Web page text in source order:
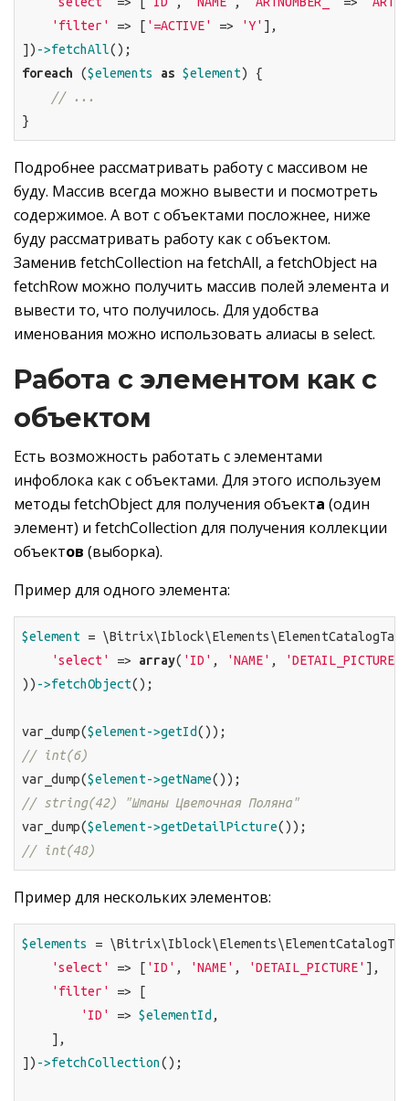
'filter'
=> [ '=ACTIVE' => 'Y' ],
]) ->fetchAll
foreach ($elements as $element) {
// ...
}
Подробнее рассматривать работу с массивом не
буду. Массив всегда можно вывести и посмотреть
содержимое. А вот с объектами посложнее, ниже
буду рассматривать работу как с объектом.
Заменив fetchCollection на fetchAll, а fetchObject на
fetchRow можно получить массив полей элемента и
вывести то, что получилось. Для удобства
именования можно использовать алиасы в select.
Работа с элементом как с
объектом
Есть возможность работать с элементами
инфоблока как с объектами. Для этого используем
методы fetchObject для получения объекта (один
элемент) и fetchCollection для получения коллекции
объектов (выборка).
Пример для одного элемента:
$element =
'select'
=> array( 'ID' , 'NAME' , 'DETAIL_PICTURE'
)) ->fetchObject();
var_dump($element->getId
// int(6)
var_dump($element->getName
// string(42) "Штаны Цветочная Поляна"
var_dump($element->getDetailPicture
// int(48)
Пример для нескольких элементов:
$elements
=
'select'
=> [ 'ID' , 'NAME' , 'DETAIL_PICTURE' ],
'filter'
=> [
'ID'
=> $elementId ,
    ],
]) ->fetchCollection();